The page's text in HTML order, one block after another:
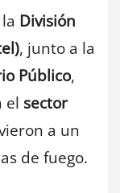
División
, junto a la
Público,
el sector
a un
de fuego.